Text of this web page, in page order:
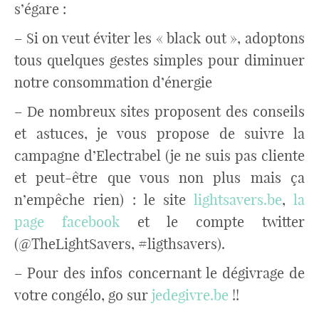
s’égare :
– Si on veut éviter les « black out », adoptons
tous quelques gestes simples pour diminuer
notre consommation d’énergie
– De nombreux sites proposent des conseils
et astuces, je vous propose de suivre la
campagne d’Electrabel (je ne suis pas cliente
et peut-être que vous non plus mais ça
n’empêche rien) : le sitelightsavers.be,la
page facebook et le compte twitter
(@TheLightSavers, #ligthsavers).
– Pour des infos concernant le dégivrage de
votre congélo, go sur jedegivre.be !!